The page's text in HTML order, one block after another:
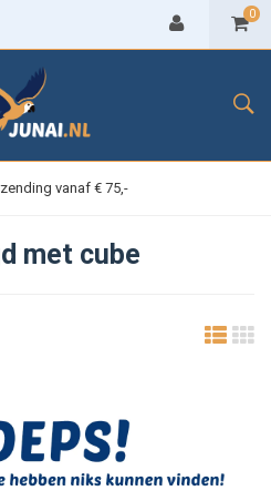
0
vanaf € 75,-
met cube